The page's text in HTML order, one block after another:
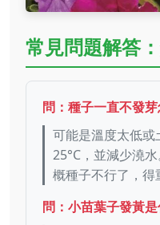
常見問題解答
問：種子一直不發
可能是溫度太低
25°C，並減少澆
概種子不行了，得
問：小苗葉子發黃